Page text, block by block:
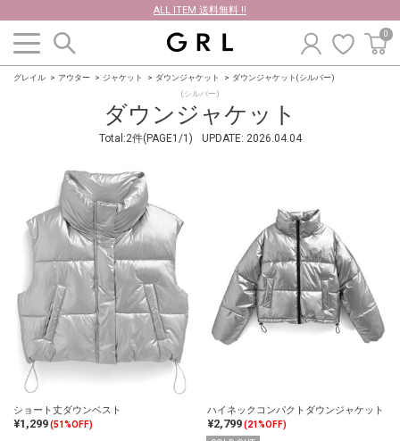
ALL ITEM 送料無料 !!
0
グレイル アウター ジャケット ダウンジャケット ダウンジャケット(シルバー)
ダウンジャケット
(シルバー)
Total:2件(PAGE1/1) UPDATE: 2026.04.04
ショート丈ダウンベスト
¥1,299(51%OFF)
ハイネックコンパクトダウンジャケット
¥2,799(21%OFF)